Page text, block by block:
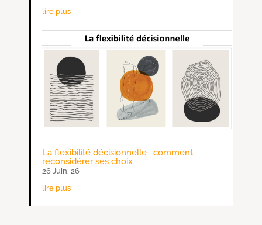
lire plus
La flexibilité décisionnelle : comment
reconsidérer ses choix
26 Juin, 26
lire plus